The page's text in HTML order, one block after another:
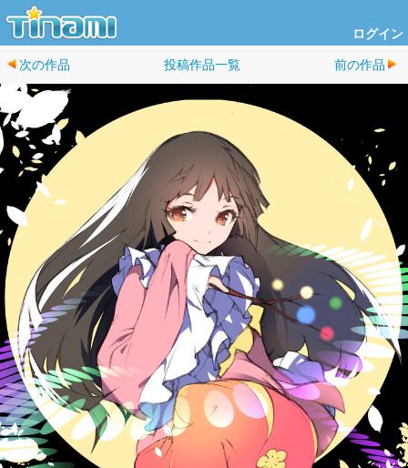
ログイン
次の作品 投稿作品一覧 前の作品